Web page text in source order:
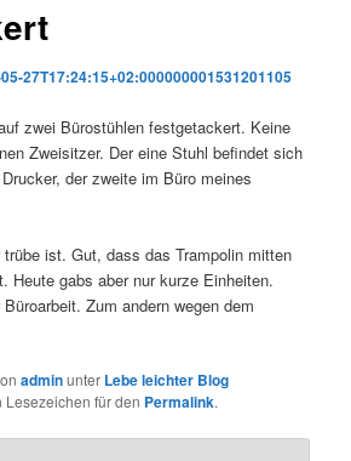
27T17:24:15+02:000000001531201105
zwei Bürostühlen festgetackert. Keine
Zweisitzer. Der eine Stuhl befindet sich
der zweite im Büro meines
ist. Gut, dass das Trampolin mitten
Heute gabs aber nur kurze Einheiten.
Zum andern wegen dem
adminunter Lebe leichter Blog
Lesezeichen für den Permalink.